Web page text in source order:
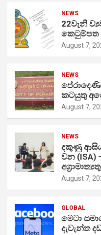
NEWS
22වැනි
කෙටුම්පත
August 7,
NEWS
කටයුතු
August 7,
NEWS
දකුණු
වන (ISA)
August 7,
GLOBAL
මෙටා
දැවැන්ත